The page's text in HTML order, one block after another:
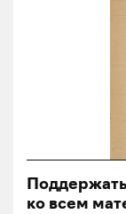
ко всем